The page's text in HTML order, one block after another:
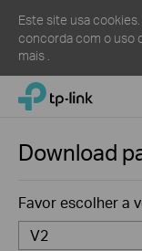
Este site usa
concorda com o uso
mais
Click
navigation
TP-Link, Reliably Smart
Download
Favor escolher a
V2